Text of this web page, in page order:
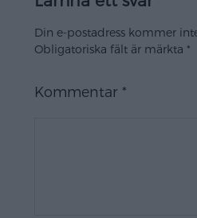
Din e-postadress kommer
Obligatoriska fält är märkta *
Kommentar *